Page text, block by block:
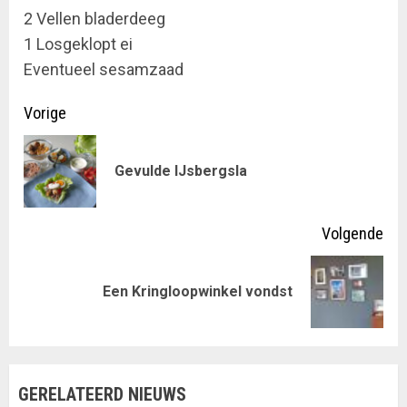
2 Vellen bladerdeeg
1 Losgeklopt ei
Eventueel sesamzaad
Doorgaan
met
lezen
Vorige
Gevulde IJsbergsla
Volgende
Een Kringloopwinkel vondst
GERELATEERD NIEUWS